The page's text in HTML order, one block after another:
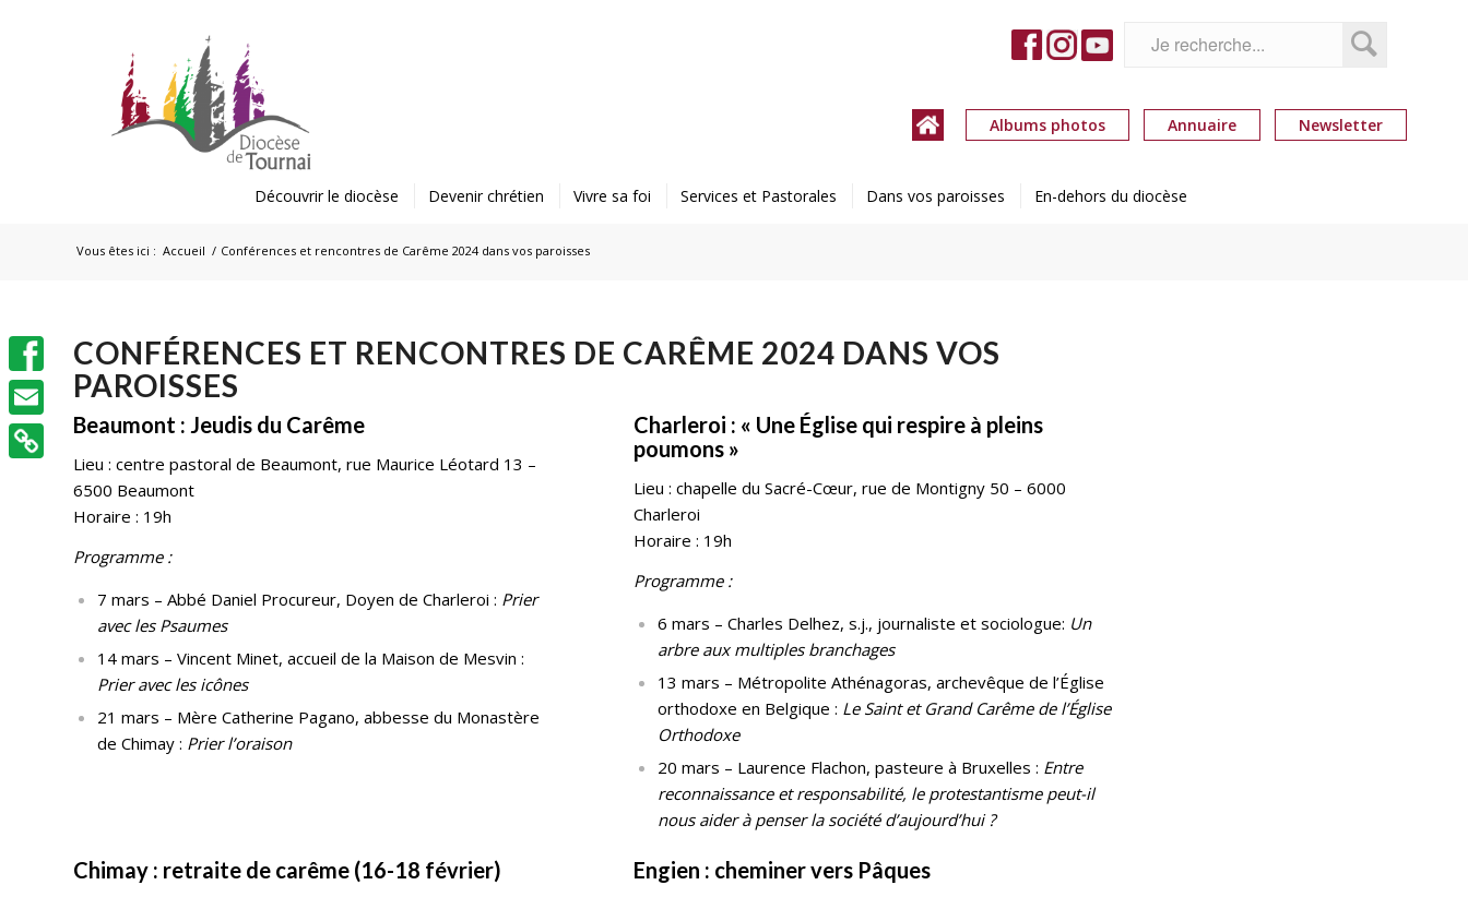
Albums photos Annuaire Newsletter
Vous êtes ici : Accueil / Conférences et rencontres de Carême 2024 dans vos paroisses
Découvrir le diocèse Devenir chrétien Vivre sa foi Services et Pastorales Dans vos paroisses En-dehors du diocèse
CONFÉRENCES ET RENCONTRES DE CARÊME 2024 DANS VOS
PAROISSES
Beaumont : Jeudis du Carême
Lieu : centre pastoral de Beaumont, rue Maurice Léotard 13 –
6500 Beaumont
Horaire : 19h
Programme :
7 mars – Abbé Daniel Procureur, Doyen de Charleroi : Prier
avec les Psaumes
14 mars – Vincent Minet, accueil de la Maison de Mesvin :
Prier avec les icônes
21 mars – Mère Catherine Pagano, abbesse du Monastère
de Chimay : Prier l’oraison
Charleroi : « Une Église qui respire à pleins
poumons »
Lieu : chapelle du Sacré-Cœur, rue de Montigny 50 – 6000
Charleroi
Horaire : 19h
Programme :
6 mars – Charles Delhez, s.j., journaliste et sociologue: Un
arbre aux multiples branchages
13 mars – Métropolite Athénagoras, archevêque de l’Église
orthodoxe en Belgique : Le Saint et Grand Carême de l’Église
Orthodoxe
20 mars – Laurence Flachon, pasteure à Bruxelles : Entre
reconnaissance et responsabilité, le protestantisme peut-il
nous aider à penser la société d’aujourd’hui ?
Chimay : retraite de carême (16-18 février) Engien : cheminer vers Pâques
Facebook
Email